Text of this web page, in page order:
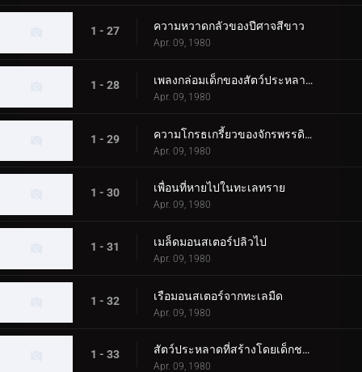
1 - 27 ความหวาดกลัวของปีศาจสีขาว
Apr. 09, 1980
1 - 28 เพลงกล่อมเด็กของสัตว์ประหลาดนกอพยพ
Apr. 09, 1980
1 - 29 ความโกรธเกรี้ยวของจักรพรรดิปีศาจ
Apr. 09, 1980
1 - 30 เพื่อนที่หายไปในทะเลทราย
Apr. 09, 1980
1 - 31 เมล็ดมอนสเตอร์ปลิวไป
Apr. 09, 1980
1 - 32 เรือมอนสเตอร์จากทะเลมืด
Apr. 09, 1980
1 - 33 สัตว์ประหลาดที่สร้างโดยเด็กชาย
Apr. 09, 1980